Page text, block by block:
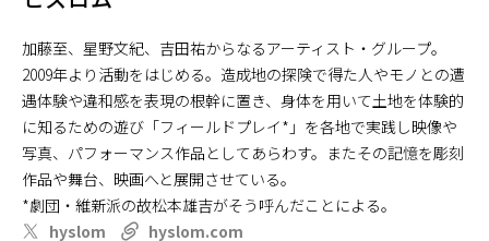
加藤至、星野文紀、吉田祐からなるアーティスト・グループ。
2009年より活動をはじめる。造成地の探険で得た人やモノとの遭
遇体験や違和感を表現の根幹に置き、身体を用いて土地を体験的
に知るための遊び「フィールドプレイ*」を各地で実践し映像や
写真、パフォーマンス作品としてあらわす。またその記憶を彫刻
作品や舞台、映画へと展開させている。
*劇団・維新派の故松本雄吉がそう呼んだことによる。
hyslom
hyslom.com